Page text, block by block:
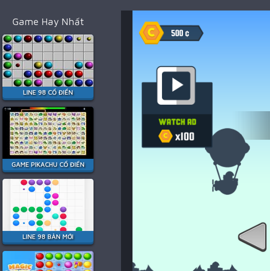
Game Hay Nhất
LINE 98 CỔ ĐIỂN
GAME PIKACHU CỔ ĐIỂN
LINE 98 BẢN MỚI